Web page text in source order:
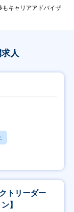
もキャリアアドバイザ
人
トリーダー
】